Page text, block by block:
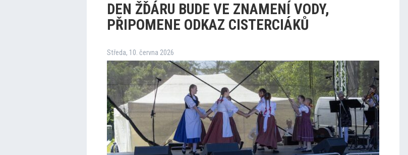
DEN ŽĎÁRU BUDE VE ZNAMENÍ VODY,
PŘIPOMENE ODKAZ CISTERCIÁKŮ
Středa, 10. června 2026